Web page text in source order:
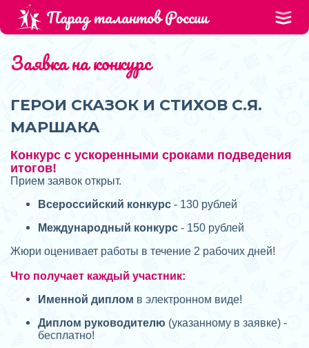
Парад талантов России
Заявка на конкурс
ГЕРОИ СКАЗОК И СТИХОВ С.Я.
МАРШАКА
Конкурс с ускоренными сроками подведения
итогов!
Прием заявок открыт.
Всероссийский конкурс - 130 рублей
Международный конкурс - 150 рублей
Жюри оценивает работы в течение 2 рабочих дней!
Что получает каждый участник:
Именной диплом в электронном виде!
Диплом руководителю (указанному в заявке) -
бесплатно!